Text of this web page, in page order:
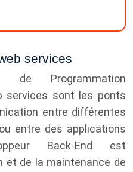
services
Programmation
services sont les ponts
entre différentes
entre des applications
Back-End est
et de la maintenance de